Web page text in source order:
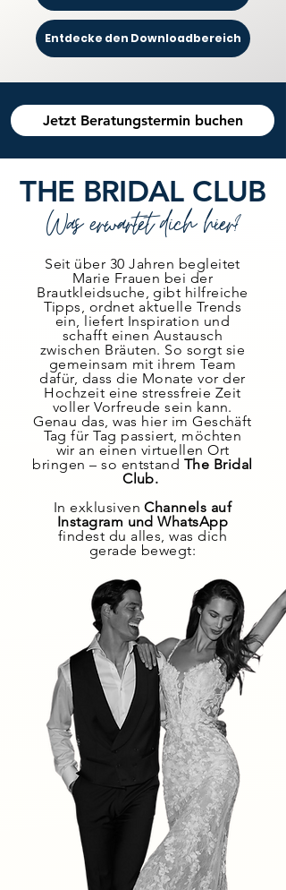
Entdecke den Downloadbereich
Jetzt Beratungstermin buchen
THE BRIDAL CLUB
Was erwartet dich hier?
Seit über 30 Jahren begleitet
Marie Frauen bei der
Brautkleidsuche, gibt hilfreiche
Tipps, ordnet aktuelle Trends
ein, liefert Inspiration und
schafft einen Austausch
zwischen Bräuten. So sorgt sie
gemeinsam mit ihrem Team
dafür, dass die Monate vor der
Hochzeit eine stressfreie Zeit
voller Vorfreude sein kann.
Genau das, was hier im Geschäft
Tag für Tag passiert, möchten
wir an einen virtuellen Ort
bringen – so entstand The Bridal
Club.
In exklusivenChannels auf
Instagram und WhatsApp
findest du alles, was dich
gerade bewegt: